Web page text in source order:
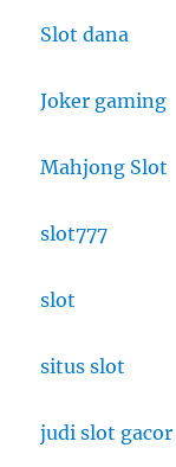
Slot dana
Joker gaming
Mahjong Slot
slot777
slot
situs slot
judi slot gacor